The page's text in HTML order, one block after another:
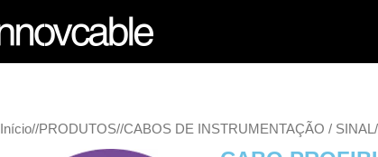
Início/ PRODUTOS/ CABOS DE INSTRUMENTAÇÃO / SINAL /